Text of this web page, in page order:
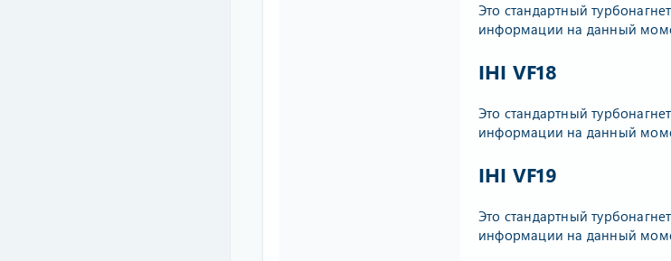
Это стандартный
информации на данный
IHI VF18
Это стандартный
информации на данный
IHI VF19
Это стандартный
информации на данный